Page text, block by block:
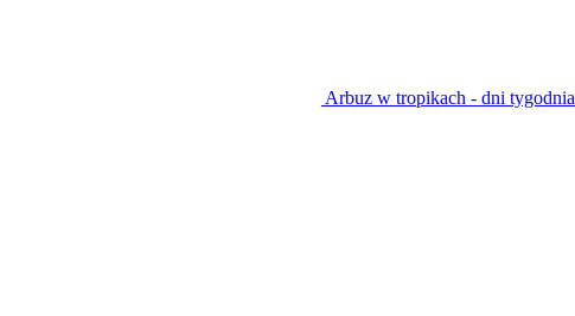
Arbuz w tropikach - dni tygodnia